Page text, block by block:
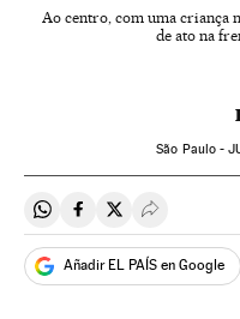
Ao centro, com uma criança
de ato na
São Paulo -
Compartir en Whatsapp
Compartir en
Compartir en
Desplegar
Añadir EL PAÍS en Google